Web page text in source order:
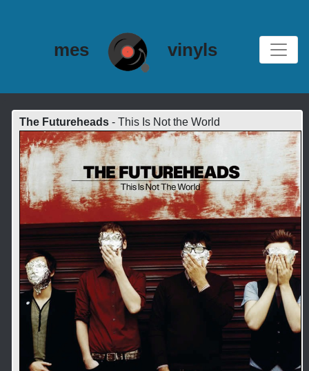
mes vinyls
The Futureheads- This Is Not the World